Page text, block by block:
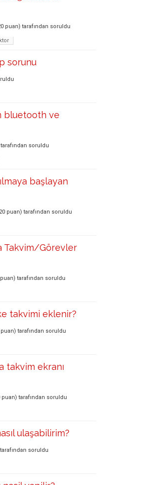
puan) tarafından soruldu
sorunu
bluetooth ve
tarafından soruldu
başlayan
puan) tarafından soruldu
Takvim/Görevler
puan) tarafından soruldu
takvimi eklenir?
puan) tarafından soruldu
takvim ekranı
puan) tarafından soruldu
ulaşabilirim?
tarafından soruldu